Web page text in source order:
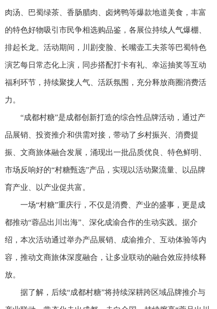
肉汤、巴蜀绿茶、香肠腊肉、卤烤鸭等爆款地道美食，丰富
的特色好物吸引市民争相选购品鉴，各展位持续人气爆棚、
排起长龙。活动期间，川剧变脸、长嘴壶工夫茶等巴蜀特色
演艺每日常态化上演，同步搭配打卡有礼、幸运抽奖等互动
福利环节，持续聚拢人气、活跃氛围，充分释放商圈消费活
力。
“成都村糖”是成都创新打造的综合性品牌活动，通过产
品展销、投资推介和供需对接，带动了乡村振兴、消费提
振、文商旅体融合发展，涌现出一批品质优良、特色鲜明、
市场反响好的“村糖甄选”产品，实现以活动聚流量、以品牌
育产业、以产业促共富。
一场“村糖”重庆行，不仅是消费、产业的盛事，更是成
都推动“蓉品出川出海”、深化成渝合作的生动实践。据介
绍，本次活动通过举办产品展销、成渝推介、互动体验等内
容，推动文商旅体深度融合，让多业联动的融合效应持续释
放。
据了解，后续“成都村糖”将持续深耕跨区域品牌推介与